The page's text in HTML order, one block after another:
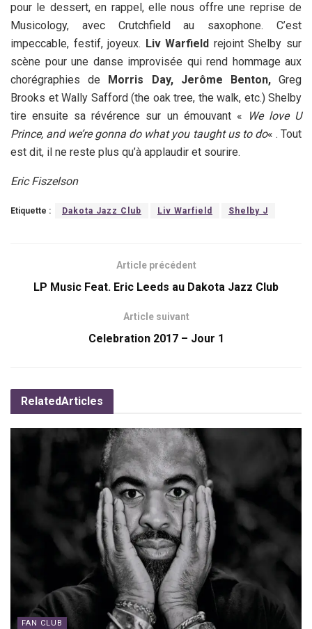
pour le dessert, en rappel, elle nous offre une reprise de
Musicology, avec Crutchfield au saxophone. C’est
impeccable, festif, joyeux. Liv Warfield rejoint Shelby sur
scène pour une danse improvisée qui rend hommage aux
chorégraphies de
Morris Day, Jerôme Benton,Greg
Brooks et Wally Safford (the oak tree, the walk, etc.) Shelby
tire ensuite sa révérence sur un émouvant «
We love U
Prince, and we’re gonna do what you taught us to do« . Tout
est dit, il ne reste plus qu’à applaudir et sourire.
Eric Fiszelson
Etiquette : Dakota Jazz Club Liv Warfield Shelby J
Article précédent
LP Music Feat. Eric Leeds au Dakota Jazz Club
Article suivant
Celebration 2017 – Jour 1
RelatedArticles
FAN CLUB